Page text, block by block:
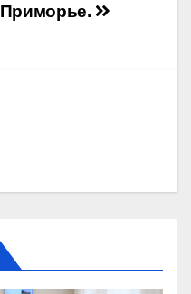
Приморье.